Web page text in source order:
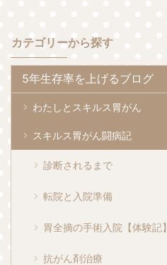
カテゴリーから探す
5年生存率を上げるブログ
わたしとスキルス胃がん
スキルス胃がん闘病記
診断されるまで
転院と入院準備
胃全摘の手術入院【体験記】
抗がん剤治療